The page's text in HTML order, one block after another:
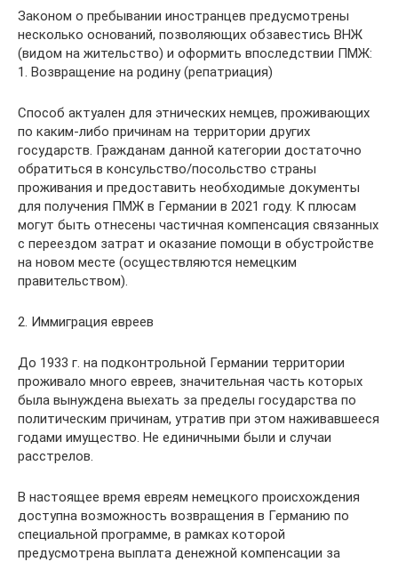
Законом о пребывании иностранцев предусмотрены
несколько оснований, позволяющих обзавестись ВНЖ
(видом на жительство) и оформить впоследствии ПМЖ:
1. Возвращение на родину (репатриация)
Способ актуален для этнических немцев, проживающих
по каким-либо причинам на территории других
государств. Гражданам данной категории достаточно
обратиться в консульство/посольство страны
проживания и предоставить необходимые документы
для получения ПМЖ в Германии в 2021 году. К плюсам
могут быть отнесены частичная компенсация связанных
с переездом затрат и оказание помощи в обустройстве
на новом месте (осуществляются немецким
правительством).
2. Иммиграция евреев
До 1933 г. на подконтрольной Германии территории
проживало много евреев, значительная часть которых
была вынуждена выехать за пределы государства по
политическим причинам, утратив при этом наживавшееся
годами имущество. Не единичными были и случаи
расстрелов.
В настоящее время евреям немецкого происхождения
доступна возможность возвращения в Германию по
специальной программе, в рамках которой
предусмотрена выплата денежной компенсации за